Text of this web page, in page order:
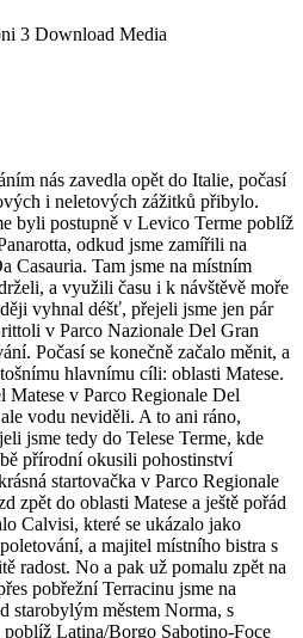
3 Download Media
nás zavedla opět do Italie, počasí
i neletových zážitků přibylo.
byli postupně v Levico Terme poblíž
odkud jsme zamířili na
Casauria. Tam jsme na místním
a využili času i k návštěvě moře
vyhnal déšť, přejeli jsme jen pár
v Parco Nazionale Del Gran
Počasí se konečně začalo měnit, a
hlavnímu cíli: oblasti Matese.
v Parco Regionale Del
vodu neviděli. A to ani ráno,
jsme tedy do Telese Terme, kde
přírodní okusili pohostinství
startovačka v Parco Regionale
zpět do oblasti Matese a ještě pořád
Calvisi, které se ukázalo jako
a majitel místního bistra s
radost. No a pak už pomalu zpět na
pobřežní Terracinu jsme na
starobylým městem Norma, s
Latina/Borgo Sabotino-Foce